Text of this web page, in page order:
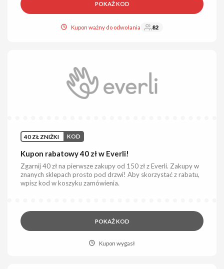
POKAŻ KOD
Kupon ważny do odwołania 82
40 ZŁ ZNIŻKI KOD
Kupon rabatowy 40 zł w Everli!
Zgarnij 40 zł na pierwsze zakupy od 150 zł z Everli. Zakupy w
znanych sklepach prosto pod drzwi! Aby skorzystać z rabatu,
wpisz kod w koszyku zamówienia.
POKAŻ KOD
Kupon wygasł